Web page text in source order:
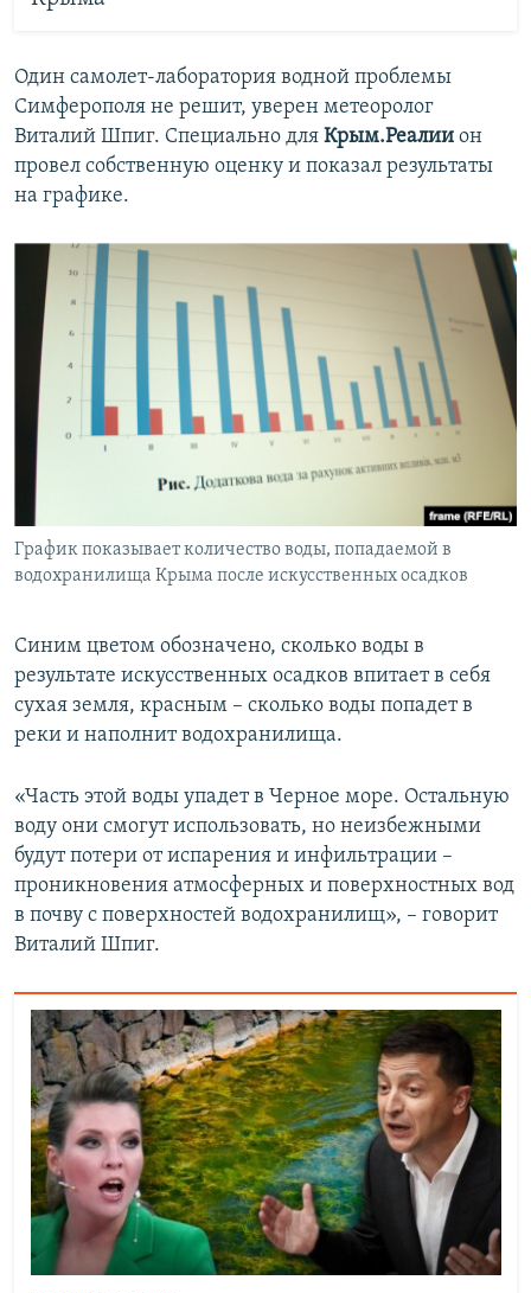
Один самолет-лаборатория водной проблемы
Симферополя не решит, уверен метеоролог
Виталий Шпиг. Специально для Крым.Реалии он
провел собственную оценку и показал результаты
на графике.
График показывает количество воды, попадаемой в
водохранилища Крыма после искусственных осадков
Синим цветом обозначено, сколько воды в
результате искусственных осадков впитает в себя
сухая земля, красным – сколько воды попадет в
реки и наполнит водохранилища.
«Часть этой воды упадет в Черное море. Остальную
воду они смогут использовать, но неизбежными
будут потери от испарения и инфильтрации –
проникновения атмосферных и поверхностных вод
в почву с поверхностей водохранилищ», – говорит
Виталий Шпиг.